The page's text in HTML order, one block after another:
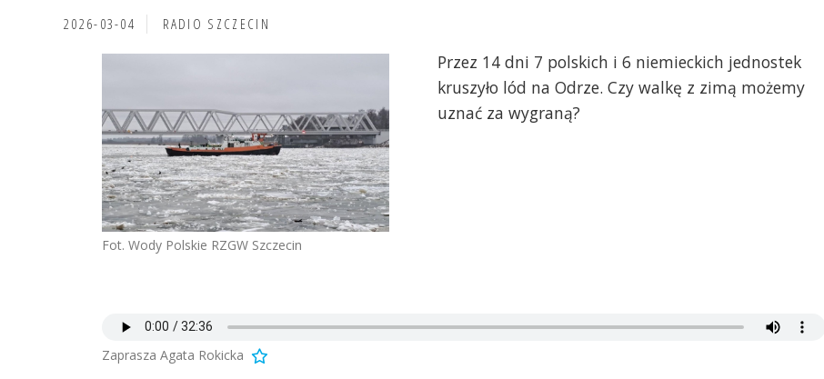
2026-03-04 RADIO SZCZECIN
Fot. Wody Polskie RZGW Szczecin
Przez 14 dni 7 polskich i 6 niemieckich jednostek
kruszyło lód na Odrze. Czy walkę z zimą możemy
uznać za wygraną?
Zaprasza Agata Rokicka